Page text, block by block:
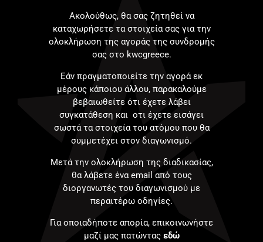
Ακολούθως, θα σας ζητηθεί να
καταχωρήσετε τα στοιχεία σας για την
ολοκλήρωση της αγοράς της συνδρομής
σας στο kwcgreece.
Εάν πραγματοποιείτε την αγορά εκ
μέρους κάποιου άλλου, παρακαλούμε
βεβαιωθείτε ότι έχετε λάβει
συγκατάθεση και οτι έχετε εισάγει
σωστά τα στοιχεία του ατόμου που θα
συμμετέχει στον διαγωνισμό.
Μετά την ολοκλήρωση της διαδικασίας,
θα λάβετε ένα email από τους
διοργανωτές του διαγωνισμού με
περαιτέρω οδηγίες.
Για οποιαδήποτε απορία, επικοινωνήστε
μαζί μας πατώντας εδώ